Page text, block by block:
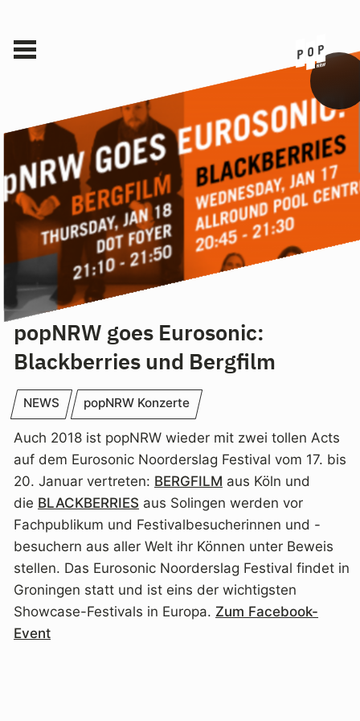
popNRW goes Eurosonic:
Blackberries und Bergfilm
NEWS popNRW Konzerte
Auch 2018 ist popNRW wieder mit zwei tollen Acts
auf dem Eurosonic Noorderslag Festival vom 17. bis
20. Januar vertreten: BERGFILM aus Köln und
die BLACKBERRIES aus Solingen werden vor
Fachpublikum und Festivalbesucherinnen und -
besuchern aus aller Welt ihr Können unter Beweis
stellen. Das Eurosonic Noorderslag Festival findet in
Groningen statt und ist eins der wichtigsten
Showcase-Festivals in Europa. Zum Facebook-
Event